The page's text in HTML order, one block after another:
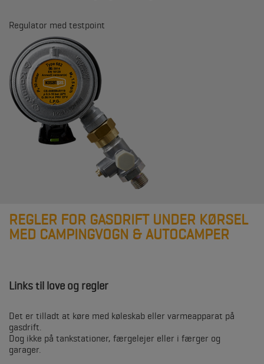
Regulator med testpoint
REGLER FOR GASDRIFT UNDER KØRSEL
MED CAMPINGVOGN & AUTOCAMPER
Links til love og regler
Det er tilladt at køre med køleskab eller varmeapparat på
gasdrift.
Dog ikke på tankstationer, færgelejer eller i færger og
garager.